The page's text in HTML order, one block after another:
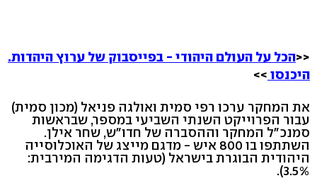
<<הכל על העולם היהודי - בפייסבוק של ערוץ היהדות.
היכנסו >>
את המחקר ערכו רפי סמית ואולגה פניאל (מכון סמית)
עבור הפרוייקט השנתי השביעי במספר, שבראשות
סמנכ"ל המחקר וההסברה של חדו"ש, שחר אילן.
השתתפו בו 800 איש - מדגם מייצג של האוכלוסייה
היהודית הבוגרת בישראל (טעות הדגימה המירבית:
3.5%).